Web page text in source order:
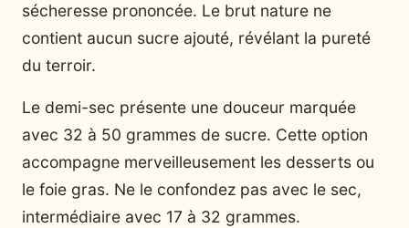
sécheresse prononcée. Le brut nature ne
contient aucun sucre ajouté, révélant la pureté
du terroir.
Le demi-sec présente une douceur marquée
avec 32 à 50 grammes de sucre. Cette option
accompagne merveilleusement les desserts ou
le foie gras. Ne le confondez pas avec le sec,
intermédiaire avec 17 à 32 grammes.